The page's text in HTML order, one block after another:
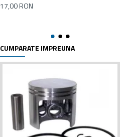
17,00 RON
CUMPARATE IMPREUNA